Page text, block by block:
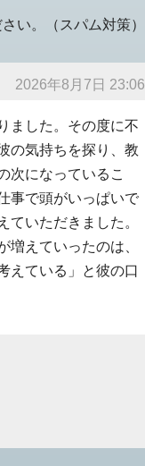
い。（スパム対策）
2026年8月7日 23:06
ました。その度に不
の気持ちを探り、教
次になっているこ
事で頭がいっぱいで
ていただきました。
えていったのは、
えている」と彼の口